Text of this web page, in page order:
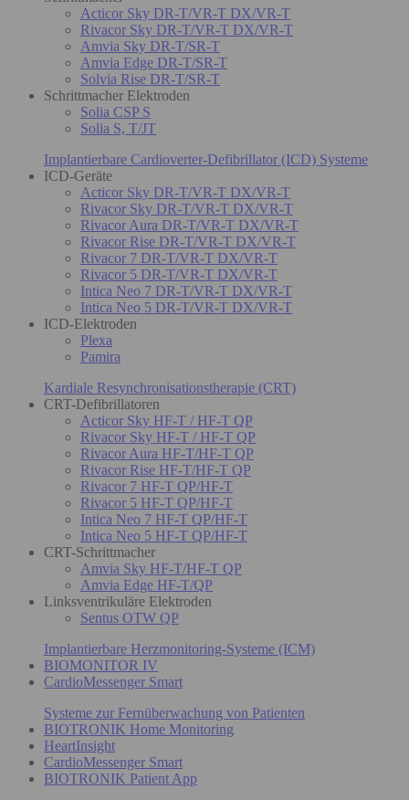
Acticor Sky DR-T/VR-T DX/VR-T
Rivacor Sky DR-T/VR-T DX/VR-T
Amvia Sky DR-T/SR-T
Amvia Edge DR-T/SR-T
Solvia Rise DR-T/SR-T
Schrittmacher Elektroden
Solia CSP S
Solia S, T/JT
Implantierbare Cardioverter-Defibrillator (ICD) Systeme
ICD-Geräte
Acticor Sky DR-T/VR-T DX/VR-T
Rivacor Sky DR-T/VR-T DX/VR-T
Rivacor Aura DR-T/VR-T DX/VR-T
Rivacor Rise DR-T/VR-T DX/VR-T
Rivacor 7 DR-T/VR-T DX/VR-T
Rivacor 5 DR-T/VR-T DX/VR-T
Intica Neo 7 DR-T/VR-T DX/VR-T
Intica Neo 5 DR-T/VR-T DX/VR-T
ICD-Elektroden
Plexa
Pamira
Kardiale Resynchronisationstherapie (CRT)
CRT-Defibrillatoren
Acticor Sky HF-T / HF-T QP
Rivacor Sky HF-T / HF-T QP
Rivacor Aura HF-T/HF-T QP
Rivacor Rise HF-T/HF-T QP
Rivacor 7 HF-T QP/HF-T
Rivacor 5 HF-T QP/HF-T
Intica Neo 7 HF-T QP/HF-T
Intica Neo 5 HF-T QP/HF-T
CRT-Schrittmacher
Amvia Sky HF-T/HF-T QP
Amvia Edge HF-T/QP
Linksventrikuläre Elektroden
Sentus OTW QP
Implantierbare Herzmonitoring-Systeme (ICM)
BIOMONITOR IV
CardioMessenger Smart
Systeme zur Fernüberwachung von Patienten
BIOTRONIK Home Monitoring
HeartInsight
CardioMessenger Smart
BIOTRONIK Patient App